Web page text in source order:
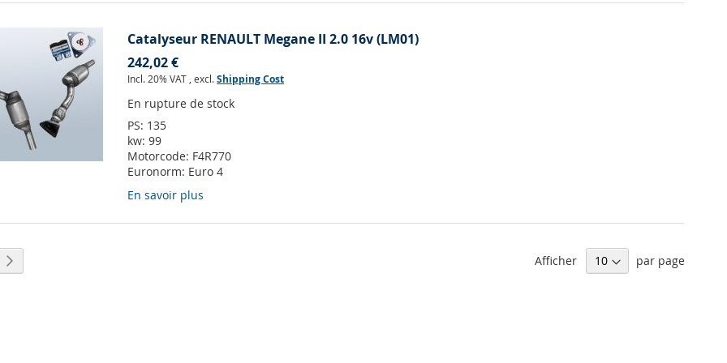
Catalyseur RENAULT Megane II 2.0 16v (LM01)
242,02 €
Incl. 20% VAT ,excl.Shipping Cost
En rupture de stock
PS: 135
kw:99
Motorcode: F4R770
Euronorm: Euro 4
En savoir plus
la page Afficher par page